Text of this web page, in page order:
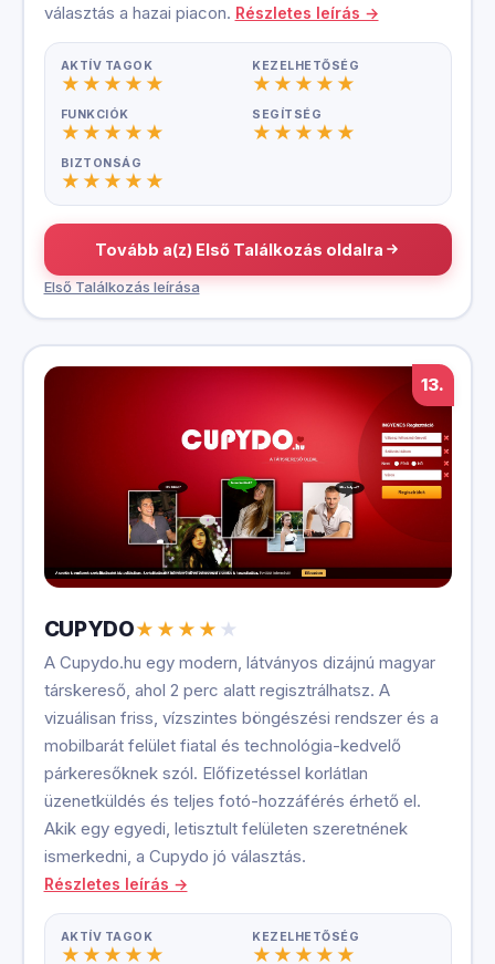
választás a hazai piacon. Részletes leírás →
AKTÍV TAGOK KEZELHETŐSÉG
FUNKCIÓK SEGÍTSÉG
BIZTONSÁG
Tovább a(z) Első Találkozás oldalra
Első Találkozás leírása
13.
CUPYDO
A Cupydo.hu egy modern, látványos dizájnú magyar
társkereső, ahol 2 perc alatt regisztrálhatsz. A
vizuálisan friss, vízszintes böngészési rendszer és a
mobilbarát felület fiatal és technológia-kedvelő
párkeresőknek szól. Előfizetéssel korlátlan
üzenetküldés és teljes fotó-hozzáférés érhető el.
Akik egy egyedi, letisztult felületen szeretnének
ismerkedni, a Cupydo jó választás.
Részletes leírás →
AKTÍV TAGOK KEZELHETŐSÉG